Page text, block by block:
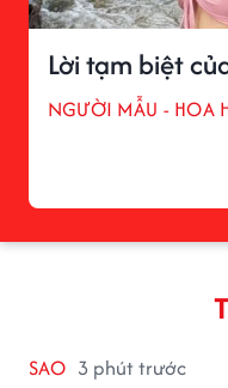
Lời tạm biệt
NGƯỜI MẪU - HOA
SAO 3 phút trước